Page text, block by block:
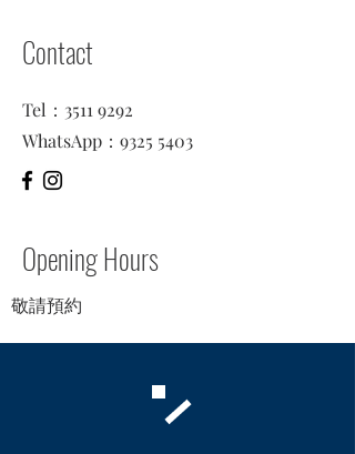
Contact
Tel：3511 9292
WhatsApp： 9325 5403
Opening Hours
​敬請預約